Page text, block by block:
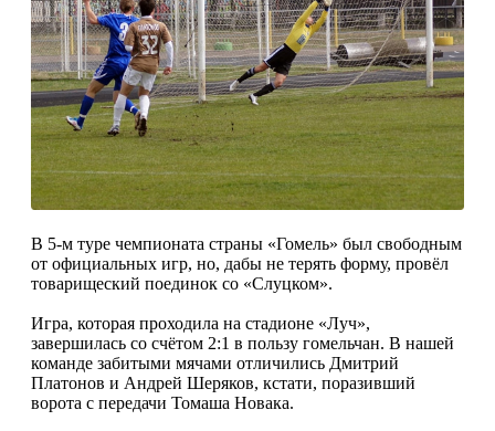
В 5-м туре чемпионата страны «Гомель» был свободным
от официальных игр, но, дабы не терять форму, провёл
товарищеский поединок со «Слуцком».
Игра, которая проходила на стадионе «Луч»,
завершилась со счётом 2:1 в пользу гомельчан. В нашей
команде забитыми мячами отличились Дмитрий
Платонов и Андрей Шеряков, кстати, поразивший
ворота с передачи Томаша Новака.